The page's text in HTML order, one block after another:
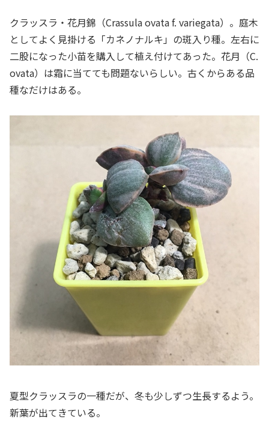
クラッスラ・花月錦（Crassula ovata f. variegata）。庭木
としてよく見掛ける「カネノナルキ」の斑入り種。左右に
二股になった小苗を購入して植え付けてあった。花月（C.
ovata）は霜に当てても問題ないらしい。古くからある品
種なだけはある。
夏型クラッスラの一種だが、冬も少しずつ生長するよう。
新葉が出てきている。